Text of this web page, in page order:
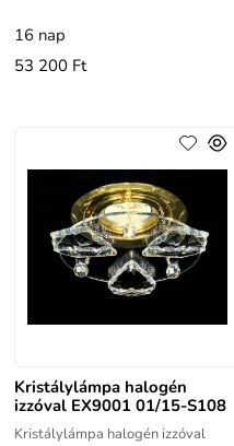
16 nap
53 200 Ft
Kristálylámpa halogén
izzóval EX9001 01/15-S108
Kristálylámpa halogén izzóval